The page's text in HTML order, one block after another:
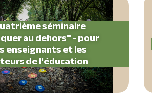
séminaire
au dehors" - pour
enseignants et les
de l'éducation